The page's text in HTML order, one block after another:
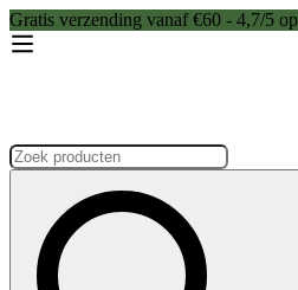
Gratis verzending vanaf €60 - 4,7/5
Zoeken: